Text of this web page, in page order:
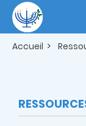
contenu
principal
Accueil